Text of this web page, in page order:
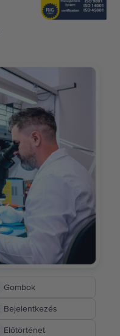
Gombok
Bejelentkezés
Előtörténet